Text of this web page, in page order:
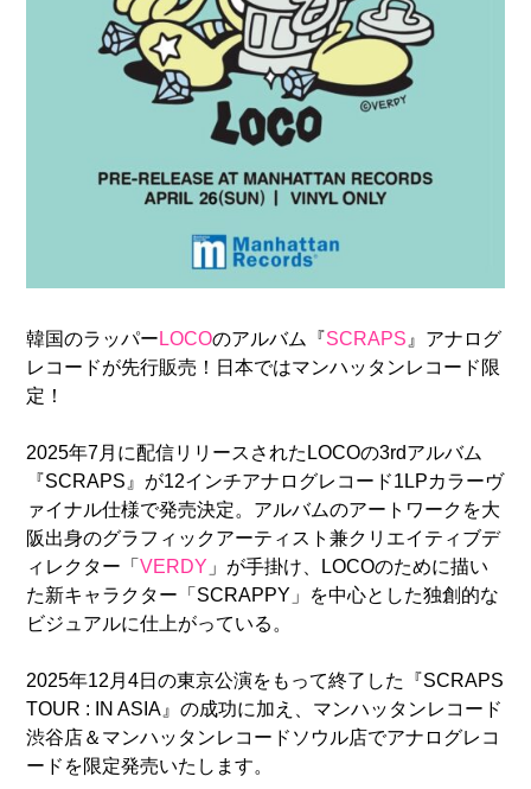
韓国のラッパー LOCOのアルバム『SCRAPS 』アナログ
レコードが先行販売！日本ではマンハッタンレコード限
定！
2025年7月に配信リリースされたLOCOの3rdアルバム
『SCRAPS』が12インチアナログレコード1LPカラーヴ
ァイナル仕様で発売決定。アルバムのアートワークを大
阪出身のグラフィックアーティスト兼クリエイティブデ
ィレクター「 VERDY 」が手掛け、LOCOのために描い
た新キャラクター「SCRAPPY」を中心とした独創的な
ビジュアルに仕上がっている。
2025年12月4日の東京公演をもって終了した『SCRAPS
TOUR : IN ASIA』の成功に加え、マンハッタンレコード
渋谷店＆マンハッタンレコードソウル店でアナログレコ
ードを限定発売いたします。